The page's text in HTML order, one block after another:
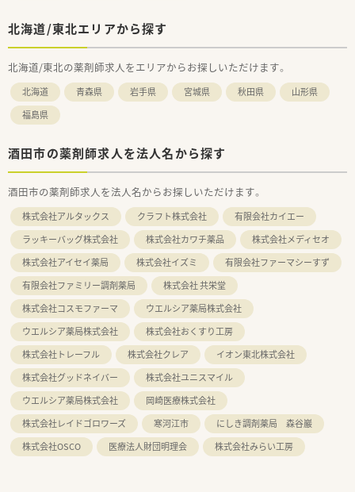
北海道/東北エリアから探す
北海道/東北の薬剤師求人をエリアからお探しいただけます。
北海道 青森県 岩手県 宮城県 秋田県
山形県
福島県
酒田市の薬剤師求人を法人名から探す
酒田市の薬剤師求人を法人名からお探しいただけます。
株式会社アルタックス クラフト株式会社
有限会社カイエー
ラッキーバッグ株式会社
株式会社カワチ薬品
株式会社メディセオ
株式会社アイセイ薬局
株式会社イズミ
有限会社ファーマシーすず
有限会社ファミリー調剤薬局
株式会社 共栄堂
株式会社コスモファーマ
ウエルシア薬局株式会社
ウエルシア薬局株式会社
株式会社おくすり工房
株式会社トレーフル
株式会社クレア
イオン東北株式会社
株式会社グッドネイバー
株式会社ユニスマイル
ウエルシア薬局株式会社
岡崎医療株式会社
株式会社レイドゴロワーズ
寒河江市
にしき調剤薬局 森谷巖
株式会社OSCO
医療法人財団明理会 株式会社みらい工房